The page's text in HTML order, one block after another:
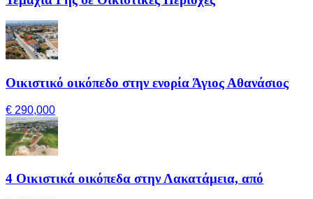
Οικιστικό οικόπεδο στην ενορία Άγιος Αθανάσιος
€ 290,000
4 Οικιστικά οικόπεδα στην Λακατάμεια, από